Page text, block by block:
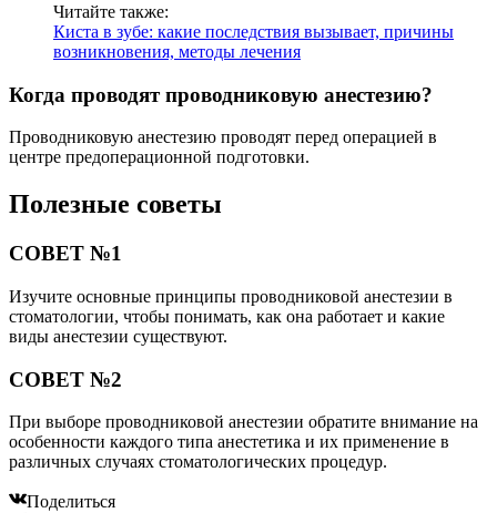
Читайте также:
Киста в зубе: какие последствия вызывает, причины
возникновения, методы лечения
Когда проводят проводниковую анестезию?
Проводниковую анестезию проводят перед операцией в
центре предоперационной подготовки.
Полезные советы
СОВЕТ №1
Изучите основные принципы проводниковой анестезии в
стоматологии, чтобы понимать, как она работает и какие
виды анестезии существуют.
СОВЕТ №2
При выборе проводниковой анестезии обратите внимание на
особенности каждого типа анестетика и их применение в
различных случаях стоматологических процедур.
Поделиться